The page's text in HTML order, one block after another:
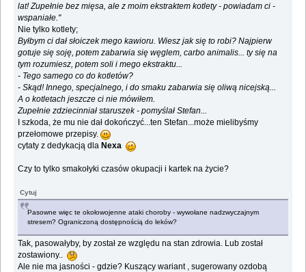
lat! Zupełnie bez mięsa, ale z moim ekstraktem kotlety - powiadam ci -
wspaniałe."
Nie tylko kotlety;
Byłbym ci dał słoiczek mego kawioru. Wiesz jak się to robi? Najpierw
gotuje się soję, potem zabarwia się węglem, carbo animalis... ty się na
tym rozumiesz, potem soli i mego ekstraktu...
- Tego samego co do kotletów?
- Skąd! Innego, specjalnego, i do smaku zabarwia się oliwą nicejską...
A o kotletach jeszcze ci nie mówiłem.
Zupełnie zdziecinniał staruszek - pomyślał Stefan...
I szkoda, że mu nie dał dokończyć...ten Stefan...może mielibyśmy
przełomowe przepisy.
cytaty z dedykacją dla Nexa
Czy to tylko smakołyki czasów okupacji i kartek na życie?
Cytuj
Pasowne więc te okołowojenne ataki choroby - wywołane nadzwyczajnym
stresem? Ograniczoną dostępnością do leków?
Tak, pasowałyby, by został ze względu na stan zdrowia. Lub został
zostawiony..
Ale nie ma jasności - gdzie? Kuszący wariant , sugerowany ozdobą